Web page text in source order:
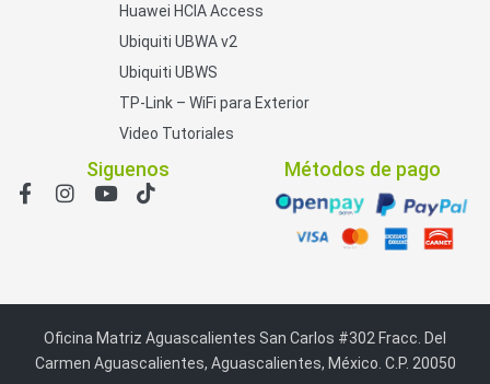
Huawei HCIA Access
Ubiquiti UBWA v2
Ubiquiti UBWS
TP-Link – WiFi para Exterior
Video Tutoriales
Siguenos Métodos de pago
Oficina Matriz Aguascalientes San Carlos #302 Fracc. Del
Carmen Aguascalientes, Aguascalientes, México. C.P. 20050